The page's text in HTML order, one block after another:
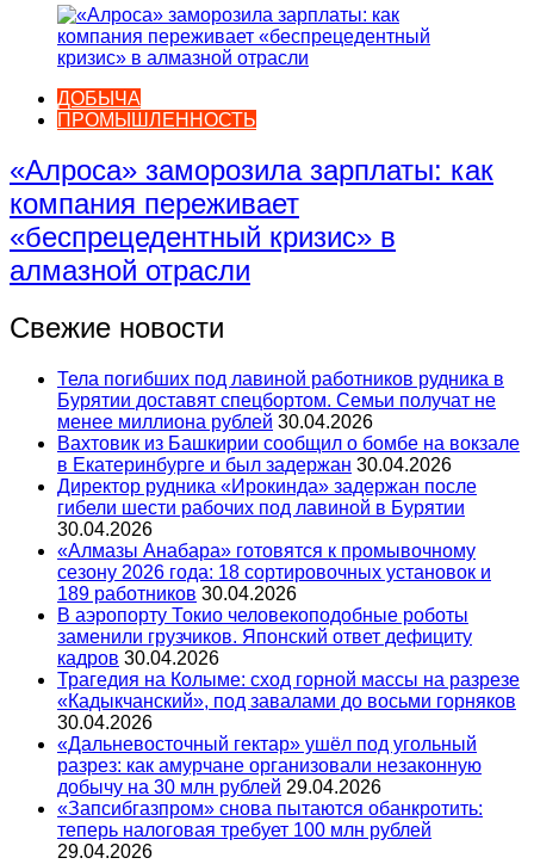
ДОБЫЧА
ПРОМЫШЛЕННОСТЬ
«Алроса» заморозила зарплаты: как
компания переживает
«беспрецедентный кризис» в
алмазной отрасли
Свежие новости
Тела погибших под лавиной работников рудника в
Бурятии доставят спецбортом. Семьи получат не
менее миллиона рублей 30.04.2026
Вахтовик из Башкирии сообщил о бомбе на вокзале
в Екатеринбурге и был задержан 30.04.2026
Директор рудника «Ирокинда» задержан после
гибели шести рабочих под лавиной в Бурятии
30.04.2026
«Алмазы Анабара» готовятся к промывочному
сезону 2026 года: 18 сортировочных установок и
189 работников 30.04.2026
В аэропорту Токио человекоподобные роботы
заменили грузчиков. Японский ответ дефициту
кадров 30.04.2026
Трагедия на Колыме: сход горной массы на разрезе
«Кадыкчанский», под завалами до восьми горняков
30.04.2026
«Дальневосточный гектар» ушёл под угольный
разрез: как амурчане организовали незаконную
добычу на 30 млн рублей 29.04.2026
«Запсибгазпром» снова пытаются обанкротить:
теперь налоговая требует 100 млн рублей
29.04.2026